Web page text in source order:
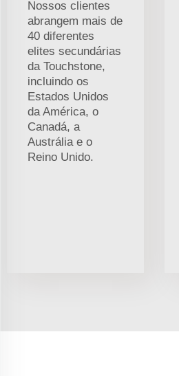
Nossos clientes
abrangem mais de
40 diferentes
elites secundárias
da Touchstone,
incluindo os
Estados Unidos
da América, o
Canadá, a
Austrália e o
Reino Unido.